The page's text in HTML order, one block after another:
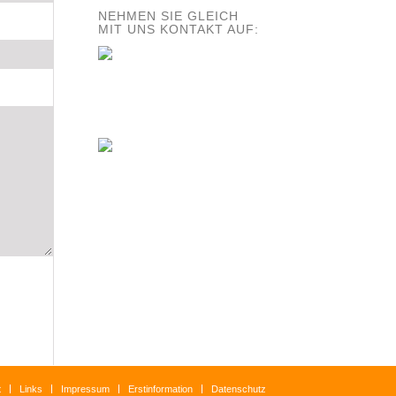
NEHMEN SIE GLEICH
MIT UNS KONTAKT AUF:
Links Impressum Erstinformation Datenschutz